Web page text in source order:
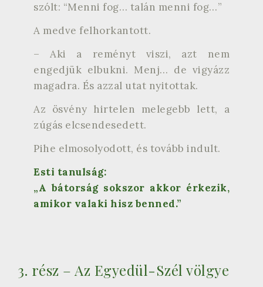
szólt: “Menni fog… talán menni fog…”
A medve felhorkantott.
– Aki a reményt viszi, azt nem
engedjük elbukni. Menj… de vigyázz
magadra. És azzal utat nyitottak.
Az ösvény hirtelen melegebb lett, a
zúgás elcsendesedett.
Pihe elmosolyodott, és tovább indult.
Esti tanulság:
„A bátorság sokszor akkor érkezik,
amikor valaki hisz benned.”
3. rész – Az Egyedül-Szél völgye